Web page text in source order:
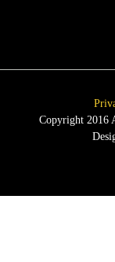
Copyright 2016